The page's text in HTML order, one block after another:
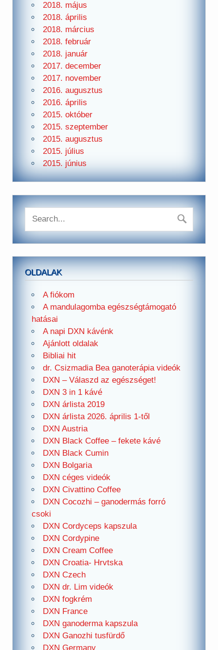
2018. május
2018. április
2018. március
2018. február
2018. január
2017. december
2017. november
2016. augusztus
2016. április
2015. október
2015. szeptember
2015. augusztus
2015. július
2015. június
OLDALAK
A fiókom
A mandulagomba egészségtámogató
hatásai
A napi DXN kávénk
Ajánlott oldalak
Bibliai hit
dr. Csizmadia Bea ganoterápia videók
DXN – Válaszd az egészséget!
DXN 3 in 1 kávé
DXN árlista 2019
DXN árlista 2026. április 1-től
DXN Austria
DXN Black Coffee – fekete kávé
DXN Black Cumin
DXN Bolgaria
DXN céges videók
DXN Civattino Coffee
DXN Cocozhi – ganodermás forró
csoki
DXN Cordyceps kapszula
DXN Cordypine
DXN Cream Coffee
DXN Croatia- Hrvtska
DXN Czech
DXN dr. Lim videók
DXN fogkrém
DXN France
DXN ganoderma kapszula
DXN Ganozhi tusfürdő
DXN Germany